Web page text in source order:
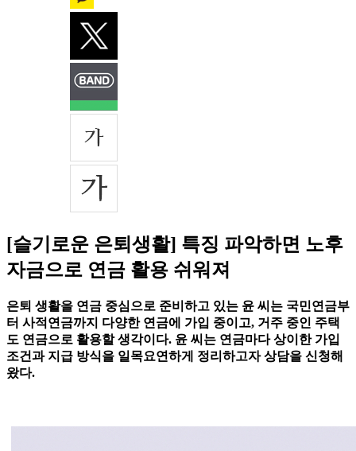
[슬기로운 은퇴생활] 특징 파악하면 노후
자금으로 연금 활용 쉬워져
은퇴 생활을 연금 중심으로 준비하고 있는 윤 씨는 국민연금부
터 사적연금까지 다양한 연금에 가입 중이고, 거주 중인 주택
도 연금으로 활용할 생각이다. 윤 씨는 연금마다 상이한 가입
조건과 지급 방식을 일목요연하게 정리하고자 상담을 신청해
왔다.